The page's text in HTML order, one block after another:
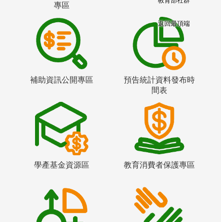
專區
補助資訊公開專區
預告統計資料發布時
間表
學產基金資源區 教育消費者保護專區
返回最頂端